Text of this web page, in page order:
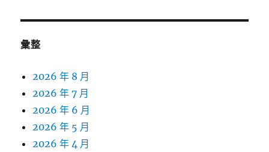
鍵
彙整
2026 年 8 月
2026 年 7 月
2026 年 6 月
2026 年 5 月
2026 年 4 月